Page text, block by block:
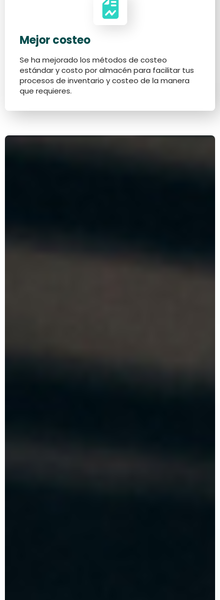
Mejor costeo
Se ha mejorado los métodos de costeo
estándar y costo por almacén para facilitar tus
procesos de inventario y costeo de la manera
que requieres.